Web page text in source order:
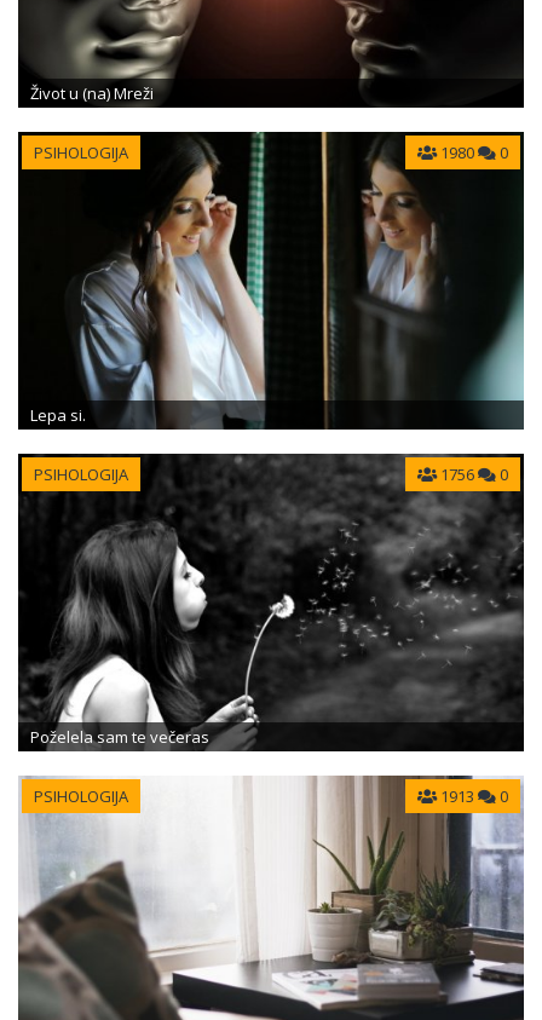
Život u (na) Mreži
PSIHOLOGIJA 1980 0
Lepa si.
PSIHOLOGIJA 1756 0
Poželela sam te večeras
PSIHOLOGIJA 1913 0